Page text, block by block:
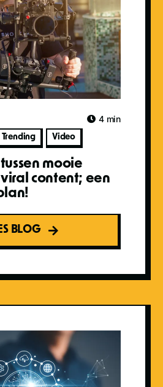
4 min
Trending Video
mooie
content; een
BLOG